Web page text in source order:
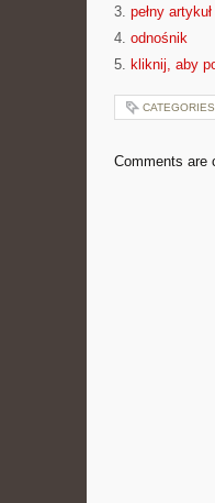
3. pełny artykuł
4. odnośnik
5. kliknij, aby
Comments are